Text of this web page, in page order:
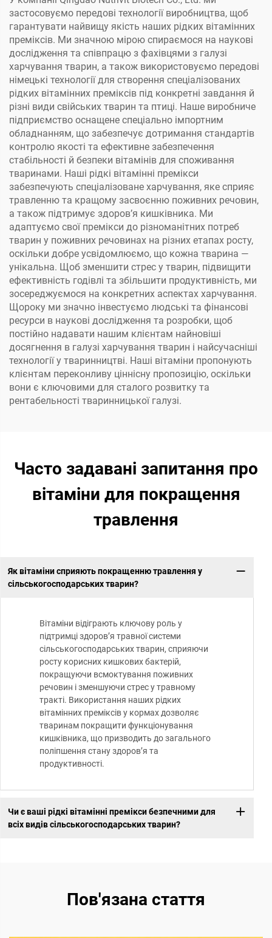
застосовуємо передові технології виробництва, щоб
гарантувати найвищу якість наших рідких вітамінних
преміксів. Ми значною мірою спираємося на наукові
дослідження та співпрацю з фахівцями з галузі
харчування тварин, а також використовуємо передові
німецькі технології для створення спеціалізованих
рідких вітамінних преміксів під конкретні завдання й
різні види свійських тварин та птиці. Наше виробниче
підприємство оснащене спеціально імпортним
обладнанням, що забезпечує дотримання стандартів
контролю якості та ефективне забезпечення
стабільності й безпеки вітамінів для споживання
тваринами. Наші рідкі вітамінні премікси
забезпечують спеціалізоване харчування, яке сприяє
травленню та кращому засвоєнню поживних речовин,
а також підтримує здоров’я кишківника. Ми
адаптуємо свої премікси до різноманітних потреб
тварин у поживних речовинах на різних етапах росту,
оскільки добре усвідомлюємо, що кожна тварина —
унікальна. Щоб зменшити стрес у тварин, підвищити
ефективність годівлі та збільшити продуктивність, ми
зосереджуємося на конкретних аспектах харчування.
Щороку ми значно інвестуємо людські та фінансові
ресурси в наукові дослідження та розробки, щоб
постійно надавати нашим клієнтам найновіші
досягнення в галузі харчування тварин і найсучасніші
технології у тваринництві. Наші вітаміни пропонують
клієнтам переконливу ціннісну пропозицію, оскільки
вони є ключовими для сталого розвитку та
рентабельності тваринницької галузі.
Часто задавані запитання про
вітаміни для покращення
травлення
Як вітаміни сприяють покращенню травлення у
сільськогосподарських тварин?
Вітаміни відіграють ключову роль у
підтримці здоров’я травної системи
сільськогосподарських тварин, сприяючи
росту корисних кишкових бактерій,
покращуючи всмоктування поживних
речовин і зменшуючи стрес у травному
тракті. Використання наших рідких
вітамінних преміксів у кормах дозволяє
тваринам покращити функціонування
кишківника, що призводить до загального
поліпшення стану здоров’я та
продуктивності.
Чи є ваші рідкі вітамінні премікси безпечними для
всіх видів сільськогосподарських тварин?
Пов'язана стаття